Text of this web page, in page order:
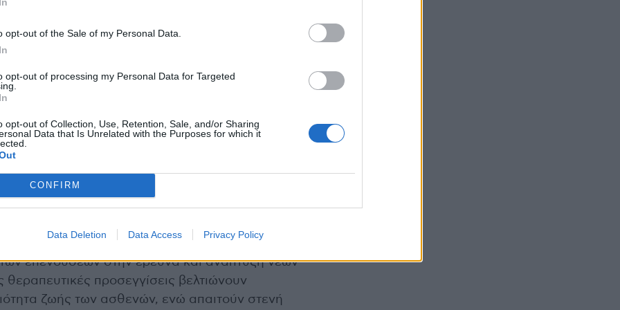
opt-out of the Sale of my Personal Data.
opt-out of processing my Personal Data for Targeted
opt-out of Collection, Use, Retention, Sale, and/or Sharing
Data that Is Unrelated with the Purposes for which it
CONFIRM
Data Deletion Data Access Privacy Policy
Α’, Α’ Παθολογική Ογκολογική Κλινική,
Νικολάου επισήμανε ότι έως και το 40% των
μέσω αλλαγών στον τρόπο ζωής. Η
σωματικού βάρους, η τακτική
έκθεσης σε περιβαλλοντικούς ρύπους
πρόληψης.
σημαντικά τα ποσοστά θεραπευσιμότητας,
σε ιάσιμα.
έρευνα
Ελλάδας, Γενική Γραμματέας Pharma
, ανέδειξε τη σημασία της
των επενδύσεων στην έρευνα και ανάπτυξη νέων
προσεγγίσεις βελτιώνουν
ζωής των ασθενών, ενώ απαιτούν στενή